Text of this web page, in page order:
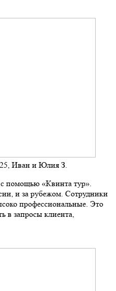
Иван и Юлия З.
помощью «Квинта тур».
и за рубежом. Сотрудники
профессиональные. Это
в запросы клиента,